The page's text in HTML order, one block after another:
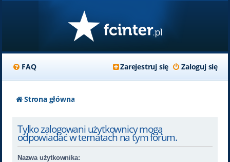
FAQ Zaloguj się
Zarejestruj się
Strona główna
Tylko zalogowani użytkownicy mogą
odpowiadać w tematach na tym forum.
Nazwa użytkownika: